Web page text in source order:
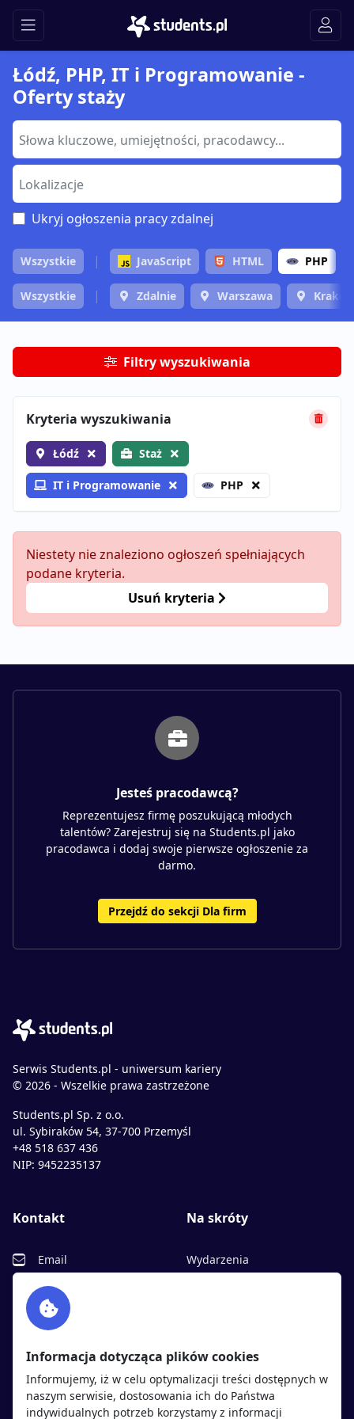
Łódź, PHP, IT i Programowanie -
Oferty staży
Ukryj ogłoszenia pracy zdalnej
Wszystkie JavaScript HTML PHP
Wszystkie Zdalnie Warszawa
Filtry wyszukiwania
Kryteria wyszukiwania
Łódź Staż
IT i Programowanie PHP
Niestety nie znaleziono ogłoszeń spełniających
podane kryteria.
Usuń kryteria
Jesteś pracodawcą?
Reprezentujesz firmę poszukującą młodych
talentów? Zarejestruj się na Students.pl jako
pracodawca i dodaj swoje pierwsze ogłoszenie za
darmo.
Przejdź do sekcji Dla firm
Serwis Students.pl - uniwersum kariery
© 2026 - Wszelkie prawa zastrzeżone
Students.pl Sp. z o.o.
ul. Sybiraków 54, 37-700 Przemyśl
+48 518 637 436
NIP: 9452235137
Kontakt
Email
Facebook
Twitter
Na skróty
Wydarzenia
Polityka cookies
Polityka prywatności
Informacja dotycząca plików cookies
Informujemy, iż w celu optymalizacji treści dostępnych w
naszym serwisie, dostosowania ich do Państwa
indywidualnych potrzeb korzystamy z informacji